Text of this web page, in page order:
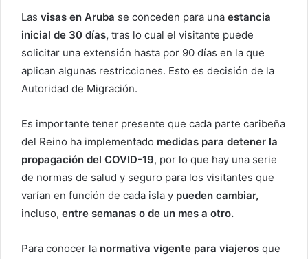
Las visas en Aruba se conceden para una estancia
inicial de 30 días, tras lo cual el visitante puede
solicitar una extensión hasta por 90 días en la que
aplican algunas restricciones. Esto es decisión de la
Autoridad de Migración.
Es importante tener presente que cada parte caribeña
del Reino ha implementado medidas para detener la
propagación del COVID-19, por lo que hay una serie
de normas de salud y seguro para los visitantes que
varían en función de cada isla y pueden cambiar,
incluso, entre semanas o de un mes a otro.
Para conocer la normativa vigente para viajeros que